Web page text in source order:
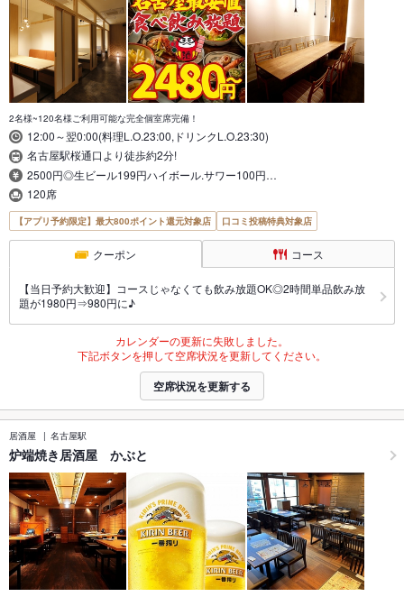
2名様~120名様ご利用可能な完全個室席完備！
12:00～翌0:00(料理L.O.23:00,ドリンクL.O.23:30)
名古屋駅桜通口より徒歩約2分!
2500円◎生ビール199円ハイボール.サワー100円…
120席
【アプリ予約限定】最大800ポイント還元対象店 口コミ投稿特典対象店
クーポン コース
【当日予約大歓迎】コースじゃなくても飲み放題OK◎2時間単品飲み放
題が1980円⇒980円に♪
カレンダーの更新に失敗しました。
下記ボタンを押して空席状況を更新してください。
空席状況を更新する
居酒屋 名古屋駅
炉端焼き居酒屋 かぶと